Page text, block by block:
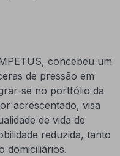
concebeu um
de pressão em
se no portfólio da
acrescentado, visa
de vida de
reduzida, tanto
domiciliários.